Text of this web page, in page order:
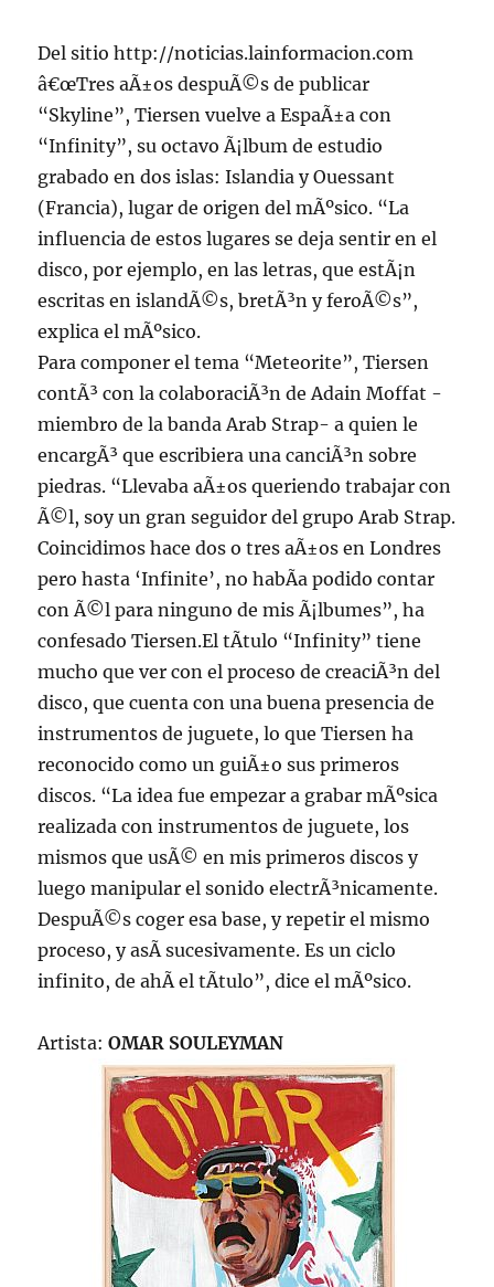
Del sitio http://noticias.lainformacion.com
â€œTres aÃ±os despuÃ©s de publicar
“Skyline”, Tiersen vuelve a EspaÃ±a con
“Infinity”, su octavo Ã¡lbum de estudio
grabado en dos islas: Islandia y Ouessant
(Francia), lugar de origen del mÃºsico. “La
influencia de estos lugares se deja sentir en el
disco, por ejemplo, en las letras, que estÃ¡n
escritas en islandÃ©s, bretÃ³n y feroÃ©s”,
explica el mÃºsico.
Para componer el tema “Meteorite”, Tiersen
contÃ³ con la colaboraciÃ³n de Adain Moffat -
miembro de la banda Arab Strap- a quien le
encargÃ³ que escribiera una canciÃ³n sobre
piedras. “Llevaba aÃ±os queriendo trabajar con
Ã©l, soy un gran seguidor del grupo Arab Strap.
Coincidimos hace dos o tres aÃ±os en Londres
pero hasta ‘Infinite’, no habÃ­a podido contar
con Ã©l para ninguno de mis Ã¡lbumes”, ha
confesado Tiersen.El tÃ­tulo “Infinity” tiene
mucho que ver con el proceso de creaciÃ³n del
disco, que cuenta con una buena presencia de
instrumentos de juguete, lo que Tiersen ha
reconocido como un guiÃ±o sus primeros
discos. “La idea fue empezar a grabar mÃºsica
realizada con instrumentos de juguete, los
mismos que usÃ© en mis primeros discos y
luego manipular el sonido electrÃ³nicamente.
DespuÃ©s coger esa base, y repetir el mismo
proceso, y asÃ­ sucesivamente. Es un ciclo
infinito, de ahÃ­ el tÃ­tulo”, dice el mÃºsico.
Artista:OMAR SOULEYMAN